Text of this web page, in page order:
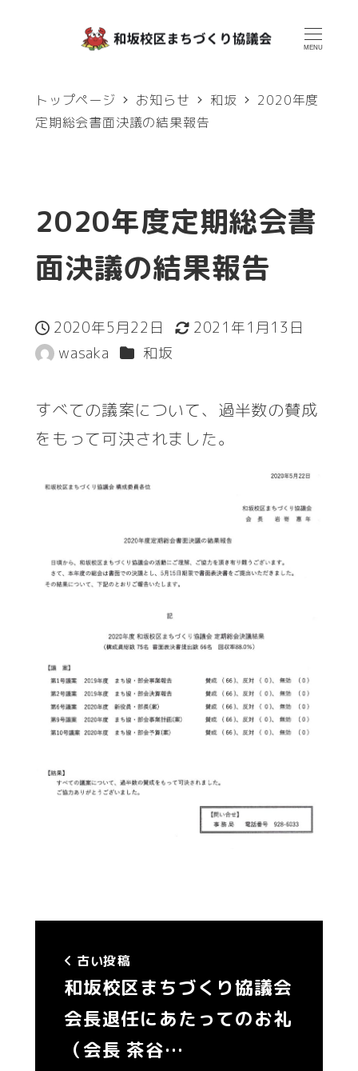
MENU
トップページ お知らせ 和坂
2020年度
定期総会書面決議の結果報告
2020年度定期総会書
面決議の結果報告
投稿日
2020年5月22日
更新日
2021年1月13日
著
wasaka カテゴリー
和坂
すべての議案について、過半数の賛成
をもって可決されました。
古い投稿
和坂校区まちづくり協議会
会長退任にあたってのお礼
（会長 茶谷…